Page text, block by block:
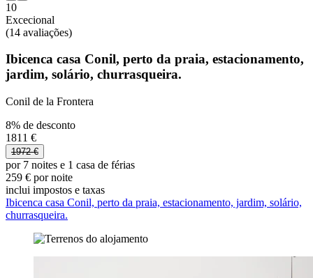
10
Excecional
(14 avaliações)
Ibicenca casa Conil, perto da praia, estacionamento,
jardim, solário, churrasqueira.
Conil de la Frontera
8% de desconto
1811 €
1972 €
por 7 noites e 1 casa de férias
259 € por noite
inclui impostos e taxas
Ibicenca casa Conil, perto da praia, estacionamento, jardim, solário,
churrasqueira.